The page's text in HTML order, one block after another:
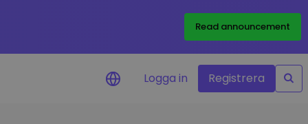
Read announcement
Logga in Registrera